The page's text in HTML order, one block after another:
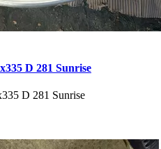
D 281 Sunrise
D 281 Sunrise